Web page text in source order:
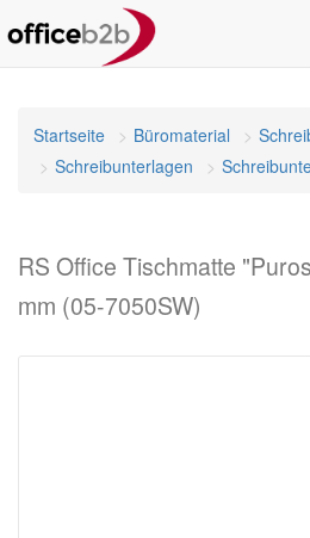
Startseite Büromaterial
Schreibunterlagen
RS Office Tischmatte
mm (05-7050SW)